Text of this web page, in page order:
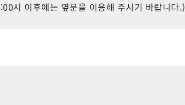
시 이후에는 옆문을 이용해 주시기 바랍니다.)